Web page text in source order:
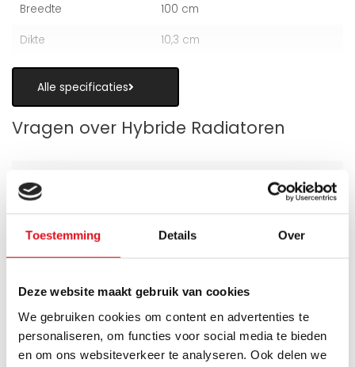
Toestemming Details Over
Deze website maakt gebruik van cookies
We gebruiken cookies om content en advertenties te
personaliseren, om functies voor social media te bieden
en om ons websiteverkeer te analyseren. Ook delen we
Breedte 100 cm
Dikte 10,3 cm
Alle specificaties
Vragen over Hybride Radiatoren
Is een hybride paneelradiator geschikt
Wanneer zijn de warmteboosters het
Wat is technisch gezien een hybride